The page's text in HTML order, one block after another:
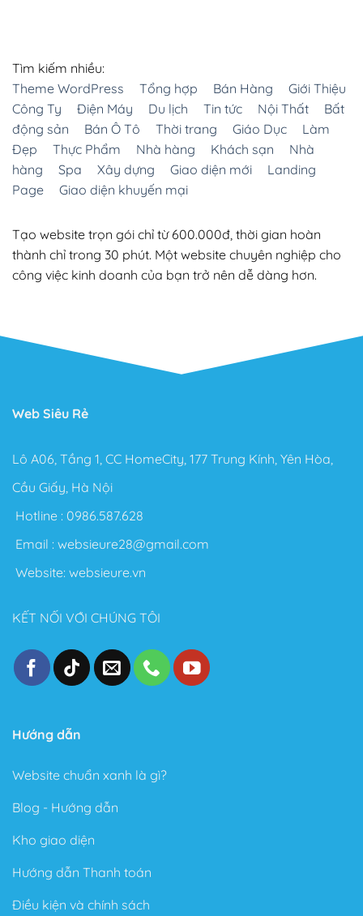
Tìm kiếm nhiều:
Theme WordPress
Tổng hợp Bán Hàng
Giới Thiệu
Công Ty
Điện Máy Du lịch Tin tức Nội Thất
Bất
động sản
Bán Ô Tô Thời trang Giáo Dục
Làm
Đẹp
Thực Phẩm Nhà hàng Khách sạn
Nhà
hàng
Spa Xây dựng Giao diện mới
Landing
Page
Giao diện khuyến mại
Tạo website trọn gói chỉ từ 600.000đ, thời gian hoàn
thành chỉ trong 30 phút. Một website chuyên nghiệp cho
công việc kinh doanh của bạn trở nên dễ dàng hơn.
Web Siêu Rẻ
Lô A06, Tầng 1, CC HomeCity, 177 Trung Kính, Yên Hòa,
Cầu Giấy, Hà Nội
Hotline : 0986.587.628
Email : websieure28@gmail.com
Website: websieure.vn
KẾT NỐI VỚI CHÚNG TÔI
Hướng dẫn
Website chuẩn xanh là gì?
Blog - Hướng dẫn
Kho giao diện
Hướng dẫn Thanh toán
Điều kiện và chính sách